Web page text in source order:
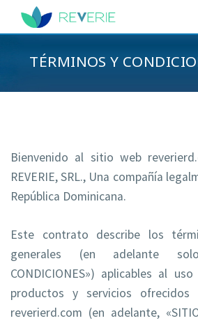
TÉRMINOS Y
Bienvenido al sitio web
REVERIE, SRL., Una compañía
República Dominicana.
Este contrato describe los
generales (en adelante
CONDICIONES») aplicables al
productos y servicios
reverierd.com (en adelante,